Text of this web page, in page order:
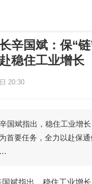
辛国斌：保“
稳住工业增长
20:30
国斌指出，稳住工业增
首要任务，全力以赴保